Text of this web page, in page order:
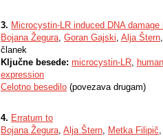
3. Microcystin-LR induced DNA
Bojana Žegura, Goran Gajski, Alja Štern
članek
Ključne besede: microcystin-LR,
expression
Celotno besedilo (povezava drugam)
4. Erratum to
Bojana Žegura, Alja Štern, Metka Filipič